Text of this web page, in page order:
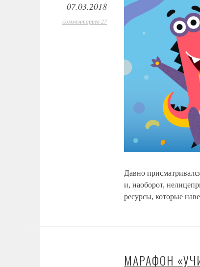
07.03.2018
комментариев 27
Давно
и, наоборот,
ресурсы, которые
МАРАФОН